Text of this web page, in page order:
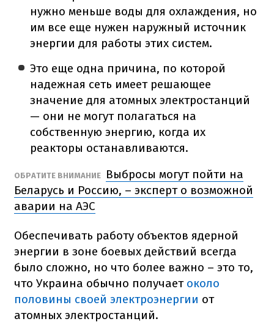
нужно меньше воды для охлаждения, но
им все еще нужен наружный источник
энергии для работы этих систем.
Это еще одна причина, по которой
надежная сеть имеет решающее
значение для атомных электростанций
— они не могут полагаться на
собственную энергию, когда их
реакторы останавливаются.
ОБРАТИТЕ ВНИМАНИЕ
Выбросы могут пойти на
Беларусь и Россию, – эксперт о возможной
аварии на АЭС
Обеспечивать работу объектов ядерной
энергии в зоне боевых действий всегда
было сложно, но что более важно – это то,
что Украина обычно получает около
половины своей электроэнергии от
атомных электростанций.